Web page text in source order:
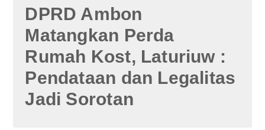
DPRD Ambon
Matangkan Perda
Rumah Kost, Laturiuw :
Pendataan dan Legalitas
Jadi Sorotan